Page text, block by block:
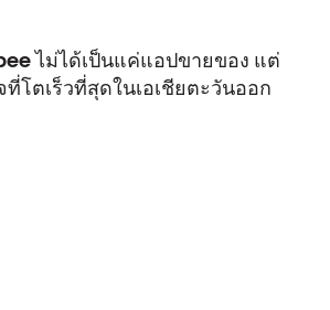
ไม่ได้เป็นแค่แอปขายของ แต่
โตเร็วที่สุดในเอเชียตะวันออก